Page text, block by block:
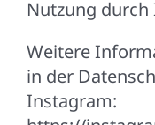
Nutzung
Weitere
in der
Instagram: